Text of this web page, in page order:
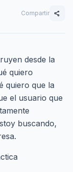
Compartir share
desde la
quiero
quiero que la
el usuario que
buscando,